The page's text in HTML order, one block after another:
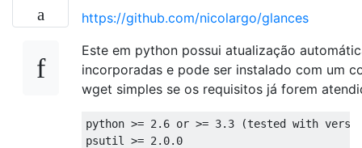
https://github.com/nicolargo/glances
Este em python possui atualização
incorporadas e pode ser instalado com um
wget simples se os requisitos já forem
python >= 2.6 or >= 3.3 (tested with
psutil >= 2.0. 0